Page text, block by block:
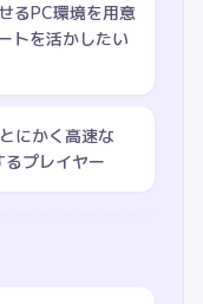
るPC環境を用意
トを活かしたい
にかく高速な
プレイヤー